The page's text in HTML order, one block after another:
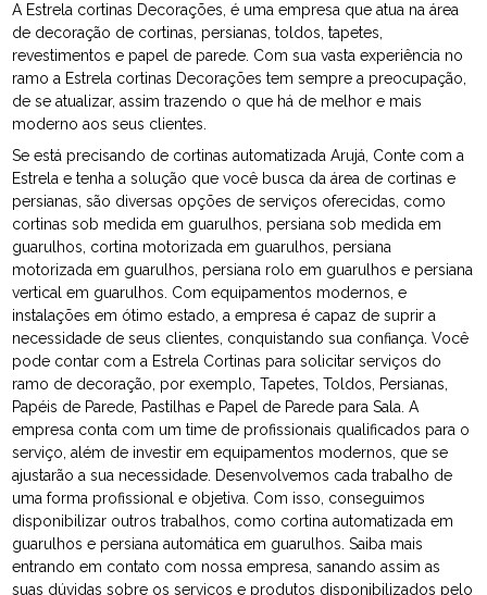
A Estrela cortinas Decorações, é uma empresa que atua na área
de decoração de cortinas, persianas, toldos, tapetes,
revestimentos e papel de parede. Com sua vasta experiência no
ramo a Estrela cortinas Decorações tem sempre a preocupação,
de se atualizar, assim trazendo o que há de melhor e mais
moderno aos seus clientes.
Se está precisando de cortinas automatizada Arujá, Conte com a
Estrela e tenha a solução que você busca da área de cortinas e
persianas, são diversas opções de serviços oferecidas, como
cortinas sob medida em guarulhos, persiana sob medida em
guarulhos, cortina motorizada em guarulhos, persiana
motorizada em guarulhos, persiana rolo em guarulhos e persiana
vertical em guarulhos. Com equipamentos modernos, e
instalações em ótimo estado, a empresa é capaz de suprir a
necessidade de seus clientes, conquistando sua confiança. Você
pode contar com a Estrela Cortinas para solicitar serviços do
ramo de decoração, por exemplo, Tapetes, Toldos, Persianas,
Papéis de Parede, Pastilhas e Papel de Parede para Sala. A
empresa conta com um time de profissionais qualificados para o
serviço, além de investir em equipamentos modernos, que se
ajustarão a sua necessidade. Desenvolvemos cada trabalho de
uma forma profissional e objetiva. Com isso, conseguimos
disponibilizar outros trabalhos, como cortina automatizada em
guarulhos e persiana automática em guarulhos. Saiba mais
entrando em contato com nossa empresa, sanando assim as
suas dúvidas sobre os serviços e produtos disponibilizados pelo